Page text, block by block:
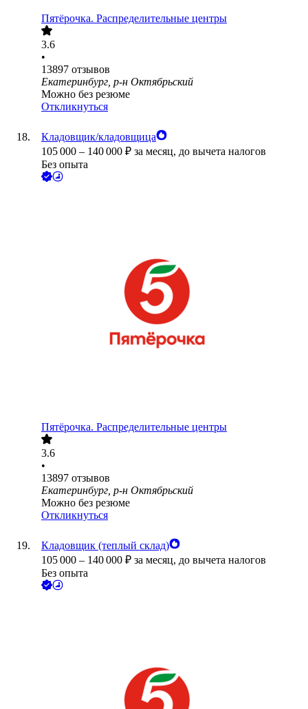
Пятёрочка. Распределительные центры
3.6
•
13897 отзывов
Екатеринбург, р-н Октябрьский
Можно без резюме
Откликнуться
Кладовщик/кладовщица
105 000 – 140 000 ₽ за месяц, до вычета налогов
Без опыта
Пятёрочка. Распределительные центры
3.6
•
13897 отзывов
Екатеринбург, р-н Октябрьский
Можно без резюме
Откликнуться
Кладовщик (теплый склад)
105 000 – 140 000 ₽ за месяц, до вычета налогов
Без опыта